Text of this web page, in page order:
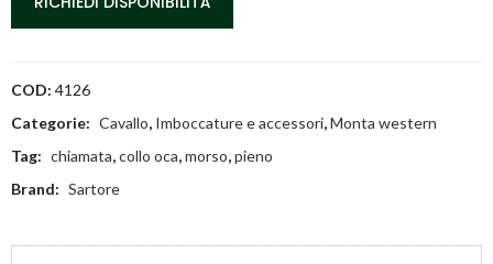
COD: 4126
Categorie: Cavallo, Imboccature e accessori,Monta western
Tag: chiamata,collo oca,morso,pieno
Brand: Sartore